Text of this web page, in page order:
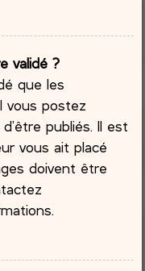
validé ?
que les
vous postez
publiés. Il est
vous ait placé
doivent être